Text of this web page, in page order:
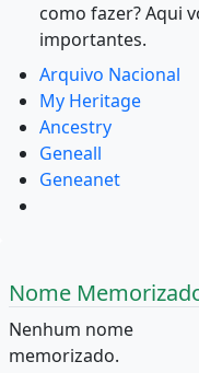
como fazer? Aqui
importantes.
Arquivo Nacional
My Heritage
Ancestry
Geneall
Geneanet
Nome
Nenhum nome
memorizado.